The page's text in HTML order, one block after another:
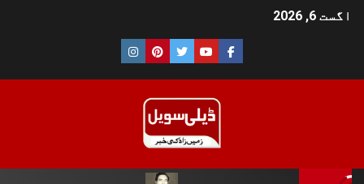
اگست 6, 2026